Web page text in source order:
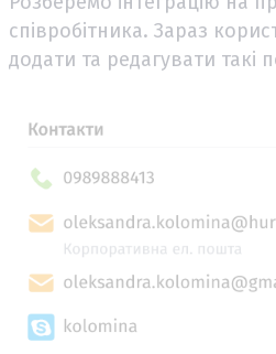
співробітника. Зараз
додати та редагувати такі